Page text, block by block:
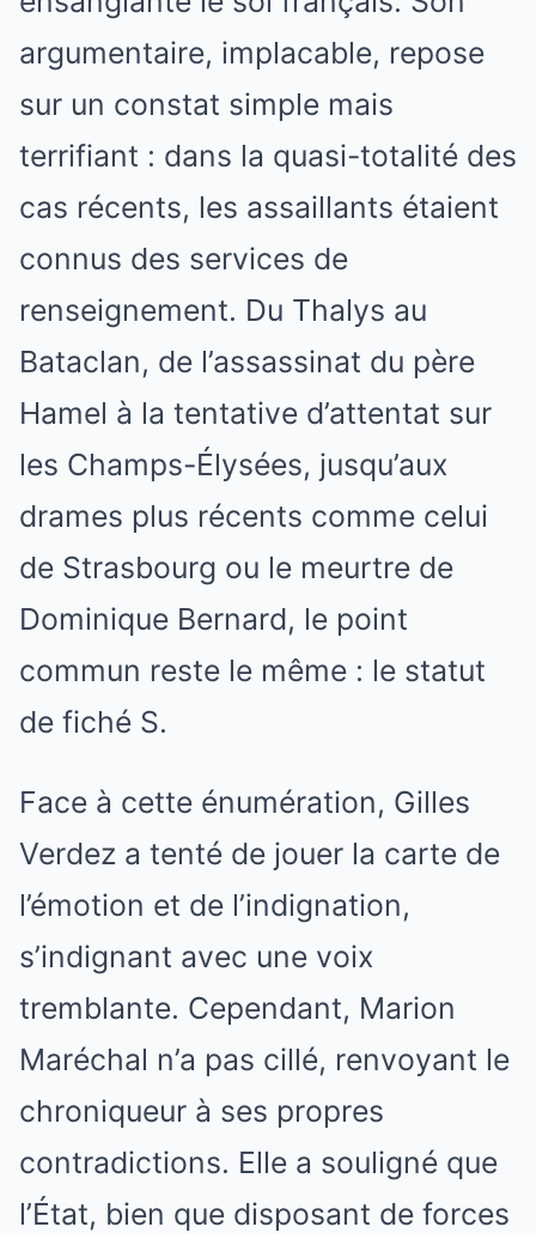
argumentaire, implacable, repose
sur un constat simple mais
terrifiant : dans la quasi-totalité des
cas récents, les assaillants étaient
connus des services de
renseignement. Du Thalys au
Bataclan, de l’assassinat du père
Hamel à la tentative d’attentat sur
les Champs-Élysées, jusqu’aux
drames plus récents comme celui
de Strasbourg ou le meurtre de
Dominique Bernard, le point
commun reste le même : le statut
de fiché S.
Face à cette énumération, Gilles
Verdez a tenté de jouer la carte de
l’émotion et de l’indignation,
s’indignant avec une voix
tremblante. Cependant, Marion
Maréchal n’a pas cillé, renvoyant le
chroniqueur à ses propres
contradictions. Elle a souligné que
l’État, bien que disposant de forces